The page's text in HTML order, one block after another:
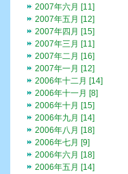
2007年六月 [11]
2007年五月 [12]
2007年四月 [15]
2007年三月 [11]
2007年二月 [16]
2007年一月 [12]
2006年十二月 [14]
2006年十一月 [8]
2006年十月 [15]
2006年九月 [14]
2006年八月 [18]
2006年七月 [9]
2006年六月 [18]
2006年五月 [14]